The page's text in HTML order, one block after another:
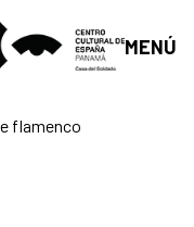
MENÚ
flamenco